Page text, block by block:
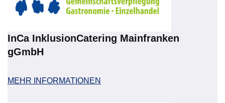
InCa InklusionCatering Mainfranken
gGmbH
MEHR INFORMATIONEN